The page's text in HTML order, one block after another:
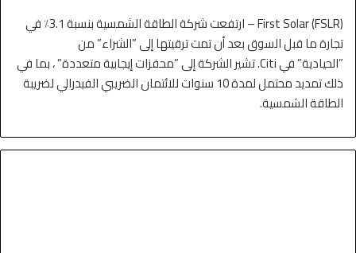
First Solar (FSLR) – ارتفعت شركة الطاقة الشمسية بنسبة 3.1٪ في
تجارة ما قبل السوق بعد أن تمت ترقيتها إلى ”الشراء” من
”الحيادية” في Citi. تشير الشركة إلى ”محفزات إيجابية متعددة” ، بما في
ذلك تمديد محتمل لمدة 10 سنوات للائتمان الضريبي الفيدرالي لضريبة
الطاقة الشمسية.